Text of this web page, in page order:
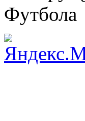
Футбола